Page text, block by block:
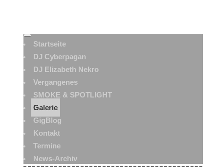
Startseite
DJ Cyberpagan
DJ Elizabeth Nekro
Vergangenes
SMOKE & SPOTLIGHT
Galerie
GigBlog
Kontakt
Termine
News-Archiv